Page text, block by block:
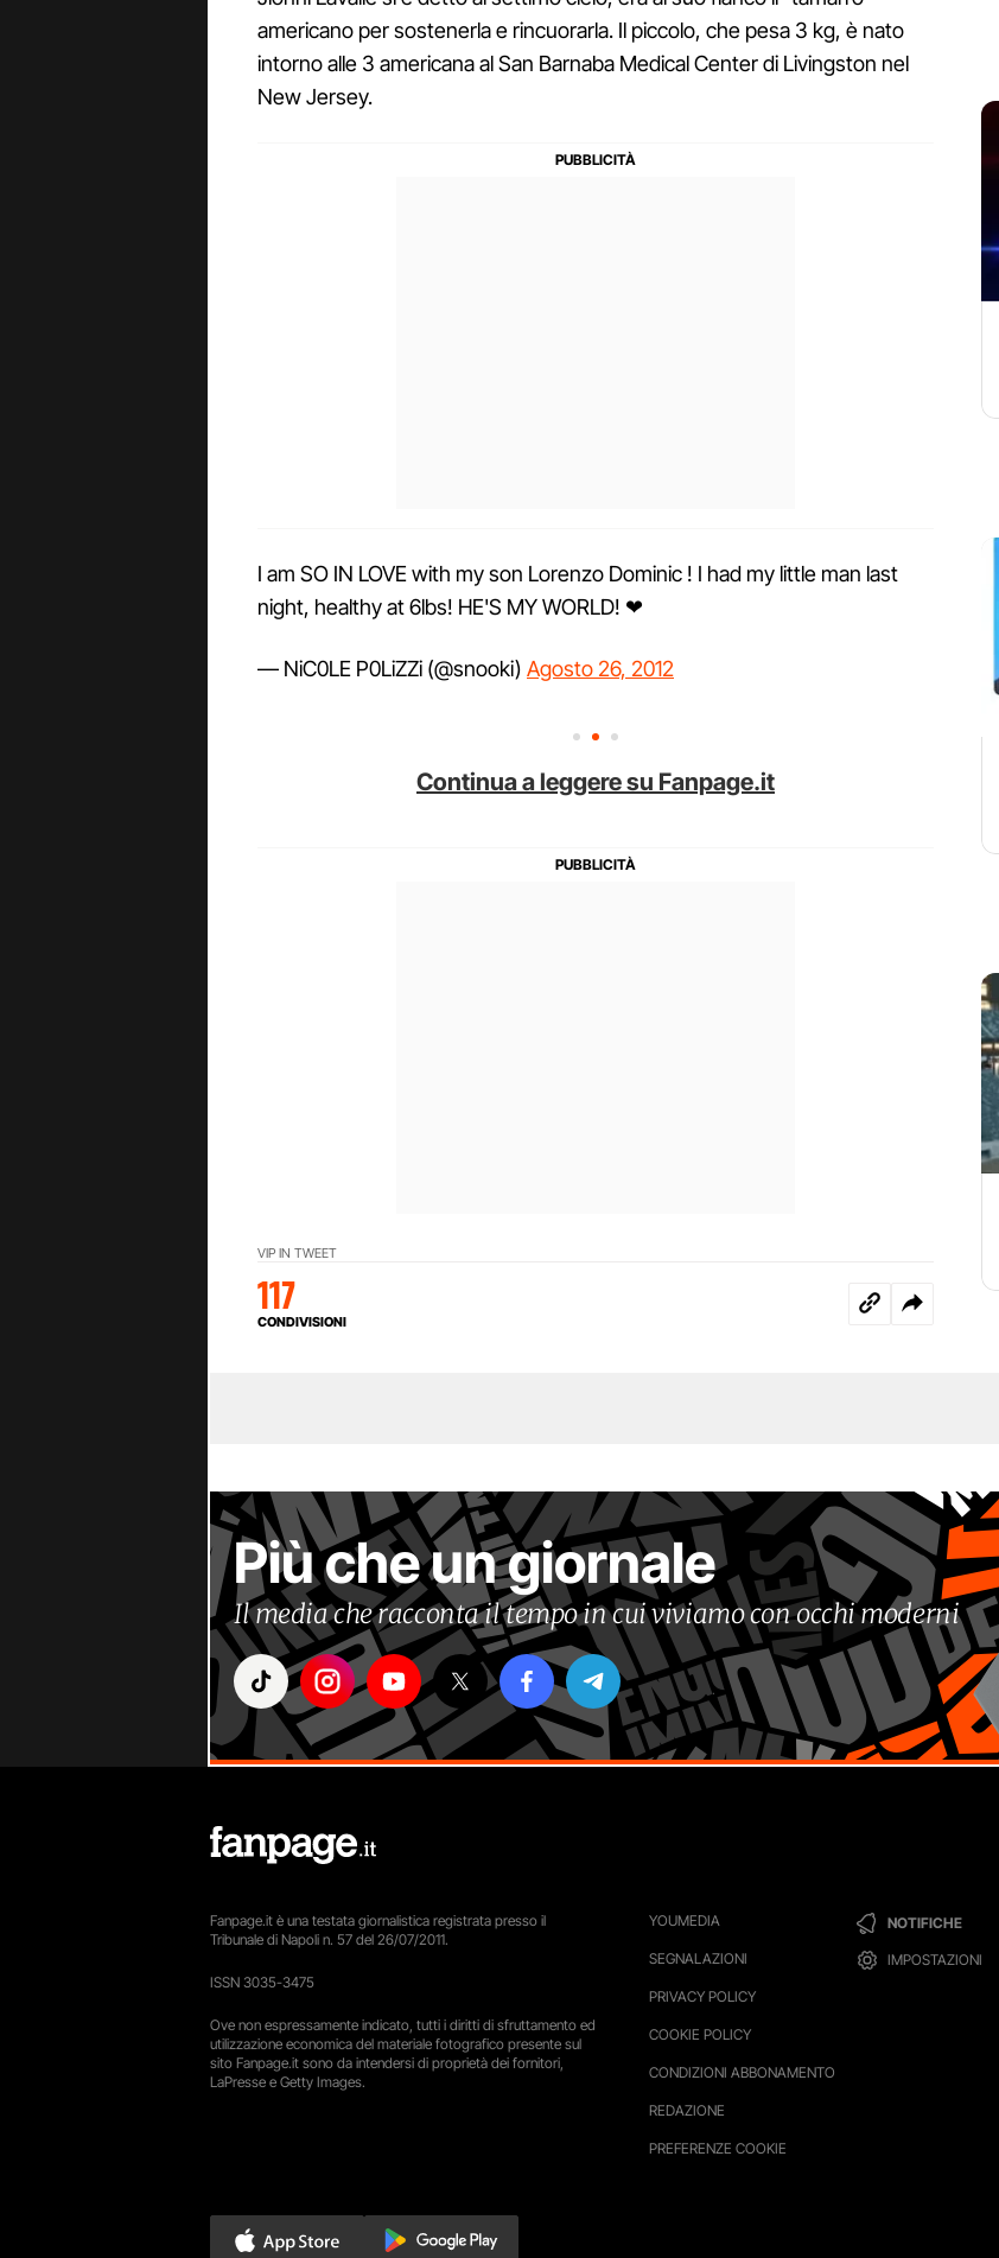
americano per sostenerla e rincuorarla. Il piccolo, che pesa 3 kg, è nato
intorno alle 3 americana al San Barnaba Medical Center di Livingston nel
New Jersey.
I am SO IN LOVE with my son Lorenzo Dominic ! I had my little man last
night, healthy at 6lbs! HE'S MY WORLD! ❤
— NiC0LE P0LiZZi (@snooki) Agosto 26, 2012
Continua a leggere su Fanpage.it
VIP IN TWEET
117
CONDIVISIONI
Più che un giornale
Il media che racconta il tempo in cui viviamo con occhi moderni
YOUMEDIA
SEGNALAZIONI
PRIVACY POLICY
COOKIE POLICY
CONDIZIONI ABBONAMENTO
REDAZIONE
PREFERENZE COOKIE
NOTIFICHE
IMPOSTAZIONI
Fanpage.it è una testata giornalistica registrata presso il
Tribunale di Napoli n. 57 del 26/07/2011.
ISSN 3035-3475
Ove non espressamente indicato, tutti i diritti di sfruttamento ed
utilizzazione economica del materiale fotografico presente sul
sito Fanpage.it sono da intendersi di proprietà dei fornitori,
LaPresse e Getty Images.